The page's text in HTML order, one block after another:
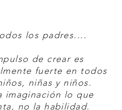
los padres....
de crear es
fuerte en todos
niñas y niños.
imaginación lo que
no la habilidad.